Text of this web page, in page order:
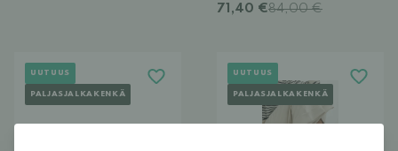
71,40 €84,00 €
UUTUUS
PALJASJALKAKENKÄ
UUTUUS
PALJASJALKAKENKÄ